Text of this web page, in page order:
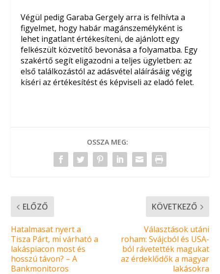
Végül pedig Garaba Gergely arra is felhívta a
figyelmet, hogy habár magánszemélyként is
lehet ingatlant értékesíteni, de ajánlott egy
felkészült közvetítő bevonása a folyamatba. Egy
szakértő segít eligazodni a teljes ügyletben: az
első találkozástól az adásvétel aláírásáig végig
kíséri az értékesítést és képviseli az eladó felet.
OSSZA MEG:
ELŐZŐ
Hatalmasat nyert a
Tisza Párt, mi várható a
lakáspiacon most és
hosszú távon? – A
Bankmonitoros
KÖVETKEZŐ
Választások utáni
roham: Svájcból és USA-
ból rávetették magukat
az érdeklődők a magyar
lakásokra